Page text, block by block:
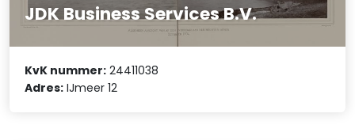
JDK Business Services B.V.
KvK nummer: 24411038
Adres: IJmeer 12